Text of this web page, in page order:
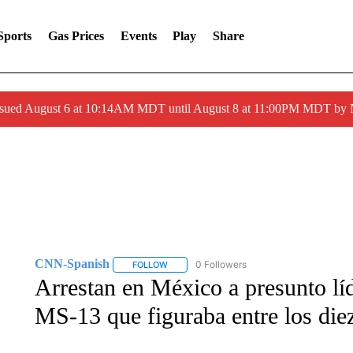
Gas Prices Events Play Share
August 6 at 10:14AM MDT until August 8 at 11:00PM MDT by
CNN-Spanish FOLLOWFOLLOW "CNN-SPANISH" TO RECEIVE
0 Followers
Arrestan en México a presunto
MS-13 que figuraba entre los